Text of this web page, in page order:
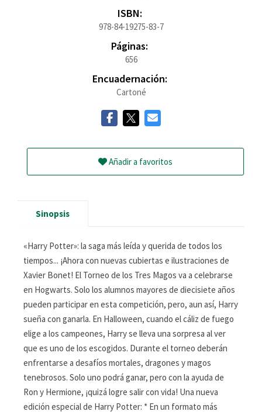
ISBN:
978-84-19275-83-7
Páginas:
656
Encuadernación:
Cartoné
Añadir a favoritos
Sinopsis
«Harry Potter»: la saga más leída y querida de todos los
tiempos... ¡Ahora con nuevas cubiertas e ilustraciones de
Xavier Bonet! El Torneo de los Tres Magos va a celebrarse
en Hogwarts. Solo los alumnos mayores de diecisiete años
pueden participar en esta competición, pero, aun así, Harry
sueña con ganarla. En Halloween, cuando el cáliz de fuego
elige a los campeones, Harry se lleva una sorpresa al ver
que es uno de los escogidos. Durante el torneo deberán
enfrentarse a desafíos mortales, dragones y magos
tenebrosos. Solo uno podrá ganar, pero con la ayuda de
Ron y Hermione, ¡quizá logre salir con vida! Una nueva
edición especial de Harry Potter: * En un formato más